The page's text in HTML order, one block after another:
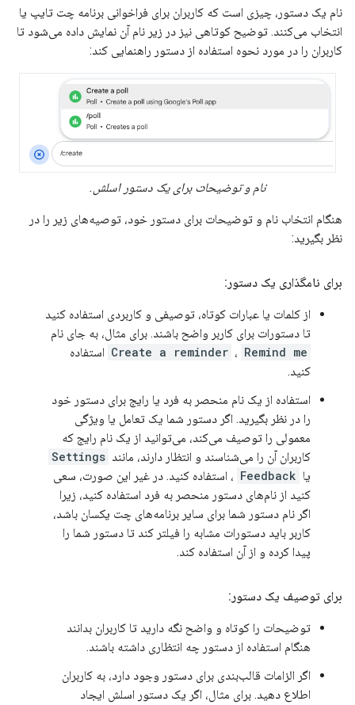
نام یک دستور، چیزی است که کاربران برای فراخوانی برنامه چت تایپ یا
انتخاب می‌کنند. توضیح کوتاهی نیز در زیر نام آن نمایش داده می‌شود تا
کاربران را در مورد نحوه استفاده از دستور راهنمایی کند:
نام و توضیحات برای یک دستور اسلش.
هنگام انتخاب نام و توضیحات برای دستور خود، توصیه‌های زیر را در
نظر بگیرید:
برای نامگذاری یک دستور:
از کلمات یا عبارات کوتاه، توصیفی و کاربردی استفاده کنید
تا دستورات برای کاربر واضح باشند. برای مثال، به جای نام
Create a reminder ، Remind me
استفاده
کنید.
استفاده از یک نام منحصر به فرد یا رایج برای دستور خود
را در نظر بگیرید. اگر دستور شما یک تعامل یا ویژگی
معمولی را توصیف می‌کند، می‌توانید از یک نام رایج که
کاربران آن را می‌شناسند و انتظار دارند، مانند Settings
یا Feedback ، استفاده کنید. در غیر این صورت، سعی
کنید از نام‌های دستور منحصر به فرد استفاده کنید، زیرا
اگر نام دستور شما برای سایر برنامه‌های چت یکسان باشد،
کاربر باید دستورات مشابه را فیلتر کند تا دستور شما را
پیدا کرده و از آن استفاده کند.
برای توصیف یک دستور:
توضیحات را کوتاه و واضح نگه دارید تا کاربران بدانند
هنگام استفاده از دستور چه انتظاری داشته باشند.
اگر الزامات قالب‌بندی برای دستور وجود دارد، به کاربران
اطلاع دهید. برای مثال، اگر یک دستور اسلش ایجاد